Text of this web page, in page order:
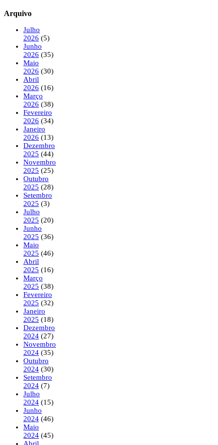
Arquivo
Julho
2026 (5)
Junho
2026 (35)
Maio
2026 (30)
Abril
2026 (16)
Março
2026 (38)
Fevereiro
2026 (34)
Janeiro
2026 (13)
Dezembro
2025 (44)
Novembro
2025 (25)
Outubro
2025 (28)
Setembro
2025 (3)
Julho
2025 (20)
Junho
2025 (36)
Maio
2025 (46)
Abril
2025 (16)
Março
2025 (38)
Fevereiro
2025 (32)
Janeiro
2025 (18)
Dezembro
2024 (27)
Novembro
2024 (35)
Outubro
2024 (30)
Setembro
2024 (7)
Julho
2024 (15)
Junho
2024 (46)
Maio
2024 (45)